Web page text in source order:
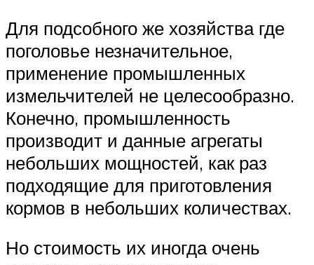
Для подсобного же хозяйства где
поголовье незначительное,
применение промышленных
измельчителей не целесообразно.
Конечно, промышленность
производит и данные агрегаты
небольших мощностей, как раз
подходящие для приготовления
кормов в небольших количествах.
Но стоимость их иногда очень